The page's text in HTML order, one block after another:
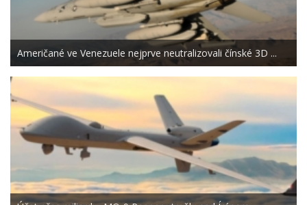
Američané ve Venezuele nejprve neutralizovali čínské 3D ...